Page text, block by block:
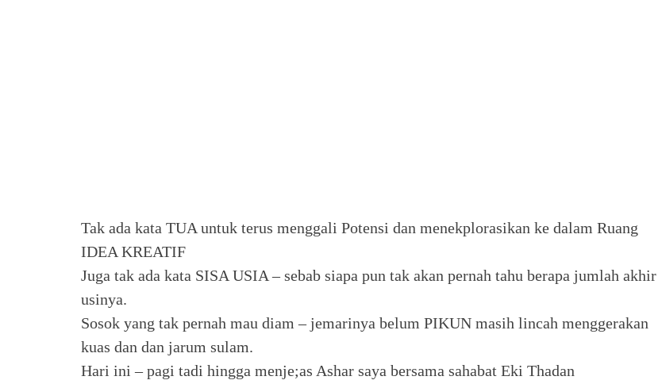
Tak ada kata TUA untuk terus menggali Potensi dan menekplorasikan ke dalam Ruang
IDEA KREATIF
Juga tak ada kata SISA USIA – sebab siapa pun tak akan pernah tahu berapa jumlah akhir
usinya.
Sosok yang tak pernah mau diam – jemarinya belum PIKUN masih lincah menggerakan
kuas dan dan jarum sulam.
Hari ini – pagi tadi hingga menje;as Ashar saya bersama sahabat Eki Thadan